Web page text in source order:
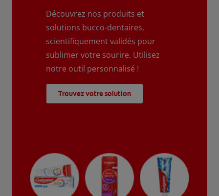
Découvrez nos produits et
solutions bucco-dentaires,
scientifiquement validés pour
sublimer votre sourire. Utilisez
notre outil personnalisé !
Trouvez votre solution